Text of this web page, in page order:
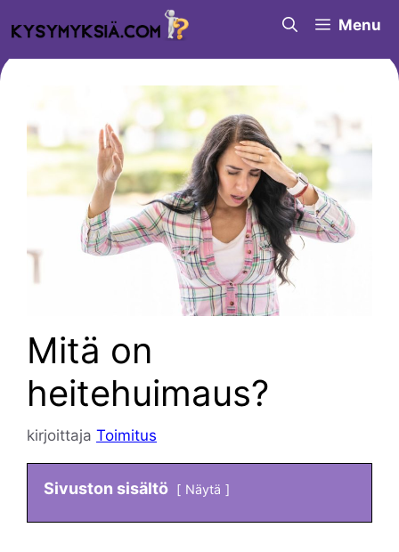
sisältöön
Menu
Mitä on
heitehuimaus?
kirjoittaja Toimitus
Sivuston sisältö Näytä